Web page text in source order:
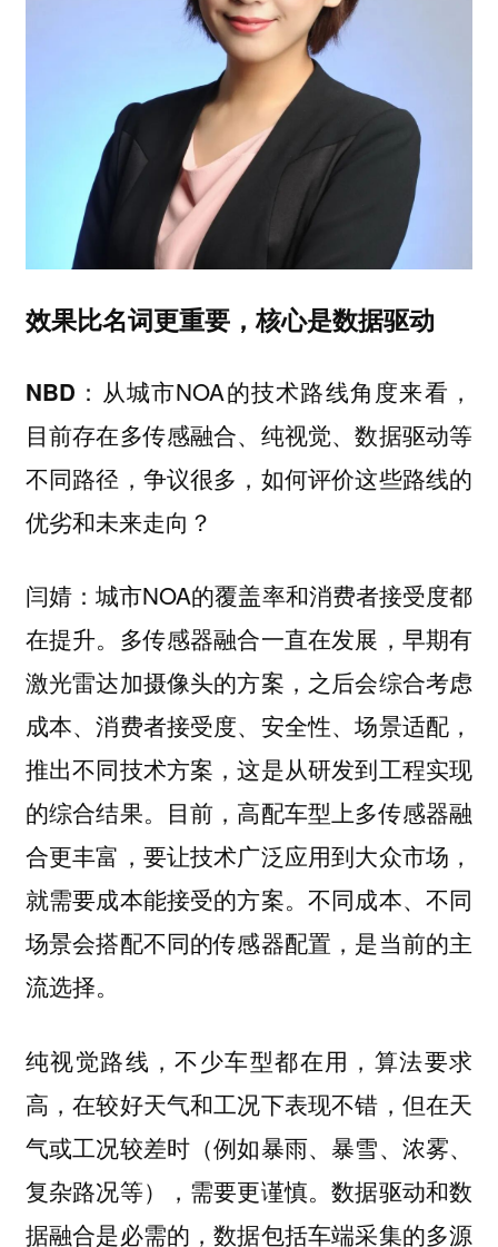
效果比名词更重要，核心是数据驱动
NBD： 从城市NOA的技术路线角度来看，
目前存在多传感融合、纯视觉、数据驱动等
不同路径，争议很多，如何评价这些路线的
优劣和未来走向？
闫婧：城市NOA的覆盖率和消费者接受度都
在提升。多传感器融合一直在发展，早期有
激光雷达加摄像头的方案，之后会综合考虑
成本、消费者接受度、安全性、场景适配，
推出不同技术方案，这是从研发到工程实现
的综合结果。目前，高配车型上多传感器融
合更丰富，要让技术广泛应用到大众市场，
就需要成本能接受的方案。不同成本、不同
场景会搭配不同的传感器配置，是当前的主
流选择。
纯视觉路线，不少车型都在用，算法要求
高，在较好天气和工况下表现不错，但在天
气或工况较差时（例如暴雨、暴雪、浓雾、
复杂路况等），需要更谨慎。数据驱动和数
据融合是必需的，数据包括车端采集的多源